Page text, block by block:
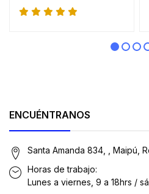
ENCUÉNTRANOS
Santa Amanda 834, , Maipú,
Horas de trabajo:
Lunes a viernes, 9 a 18hrs /